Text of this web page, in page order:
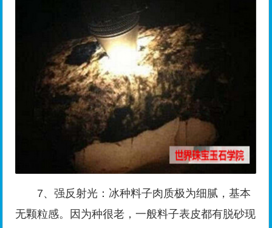
7、强反射光：冰种料子肉质极为细腻，基本
无颗粒感。因为种很老，一般料子表皮都有脱砂现